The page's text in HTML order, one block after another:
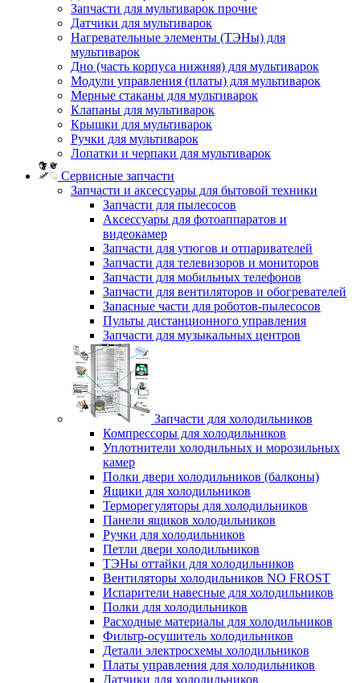
Запчасти для мультиварок прочие
Датчики для мультиварок
Нагревательные элементы (ТЭНы) для
мультиварок
Дно (часть корпуса нижняя) для мультиварок
Модули управления (платы) для мультиварок
Мерные стаканы для мультиварок
Клапаны для мультиварок
Крышки для мультиварок
Ручки для мультиварок
Лопатки и черпаки для мультиварок
Сервисные запчасти
Запчасти и аксессуары для бытовой техники
Запчасти для пылесосов
Аксессуары для фотоаппаратов и
видеокамер
Запчасти для утюгов и отпаривателей
Запчасти для телевизоров и мониторов
Запчасти для мобильных телефонов
Запчасти для вентиляторов и обогревателей
Запасные части для роботов-пылесосов
Пульты дистанционного управления
Запчасти для музыкальных центров
Запчасти для холодильников
Компрессоры для холодильников
Уплотнители холодильных и морозильных
камер
Полки двери холодильников (балконы)
Ящики для холодильников
Терморегуляторы для холодильников
Панели ящиков холодильников
Ручки для холодильников
Петли двери холодильников
ТЭНы оттайки для холодильников
Вентиляторы холодильников NO FROST
Испарители навесные для холодильников
Полки для холодильников
Расходные материалы для холодильников
Фильтр-осушитель холодильников
Детали электросхемы холодильников
Платы управления для холодильников
Датчики для холодильников